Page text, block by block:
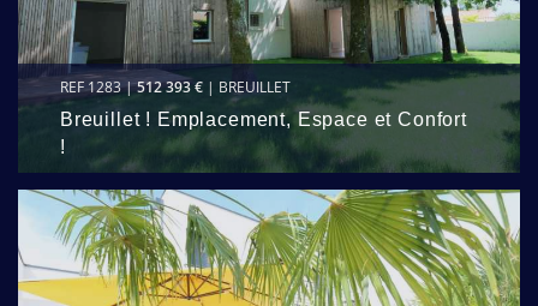
REF 1283 |512 393 € | BREUILLET
Breuillet ! Emplacement, Espace et Confort
!